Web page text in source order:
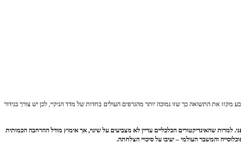
את התשואה כך שזו נמוכה יותר מהגרפים העולים בחדות של מדד הניקיי, לכן יש צורך בגידור
שהאינדיקטורים הכלכליים עדיין לא מצביעים על שינוי, אך אימוץ מודל ההרחבה הכמותית
והמשבר העולמי – יעיבו על סיכויי הצלחתה.